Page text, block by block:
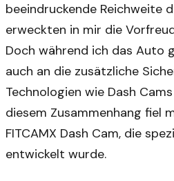
beeindruckende Reichweite
erweckten in mir die
Doch während ich das Auto
auch an die zusätzliche
Technologien wie Dash
diesem Zusammenhang fiel
FITCAMX Dash Cam, die
entwickelt wurde.